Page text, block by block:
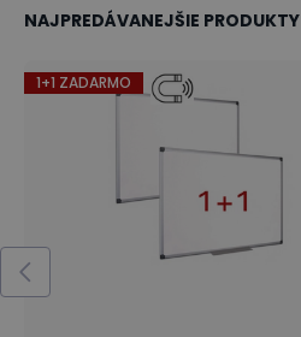
NAJPREDÁVANEJŠIE PRODUKTY
1+1 ZADARMO